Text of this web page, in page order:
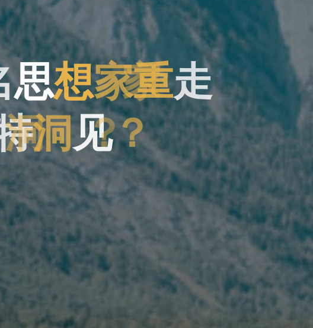
思想家重走
洞见？